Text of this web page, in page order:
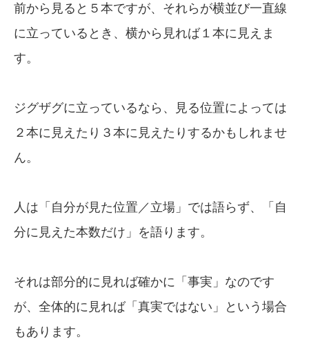
前から見ると５本ですが、それらが横並び一直線
に立っているとき、横から見れば１本に見えま
す。
ジグザグに立っているなら、見る位置によっては
２本に見えたり３本に見えたりするかもしれませ
ん。
人は「自分が見た位置／立場」では語らず、「自
分に見えた本数だけ」を語ります。
それは部分的に見れば確かに「事実」なのです
が、全体的に見れば「真実ではない」という場合
もあります。